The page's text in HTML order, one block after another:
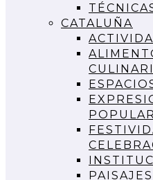
CATALUÑA
POPULAR
PAISAJES